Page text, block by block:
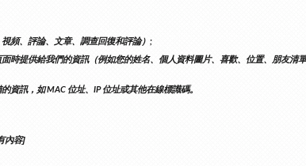
頻、評論、文章、調查回復和評論）;
時提供給我們的資訊（例如您的姓名、個人資料圖片、喜歡、位置、朋友
資訊，如 MAC 位址、IP 位址或其他在線標識碼。
內容]